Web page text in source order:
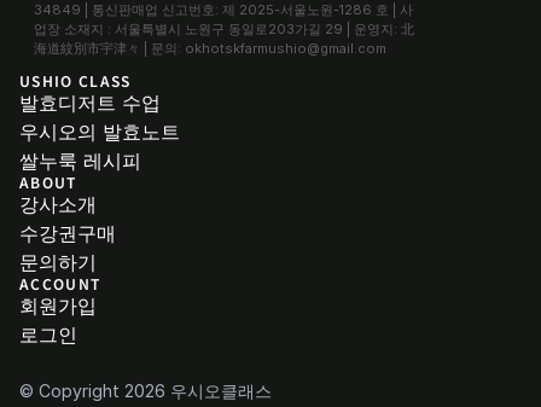
34849 | 통신판매업 신고번호: 제 2025-서울노원-1286 호 | 사
업장 소재지 : 서울특별시 노원구 동일로203가길 29 | 운영지: 北
海道紋別市宇津々 | 문의: okhotskfarmushio@gmail.com
USHIO CLASS
발효디저트 수업
우시오의 발효노트
쌀누룩 레시피
ABOUT
강사소개
수강권구매
문의하기
ACCOUNT
회원가입
로그인
© Copyright 2026 우시오클래스